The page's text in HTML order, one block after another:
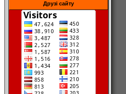
Друзі сайту